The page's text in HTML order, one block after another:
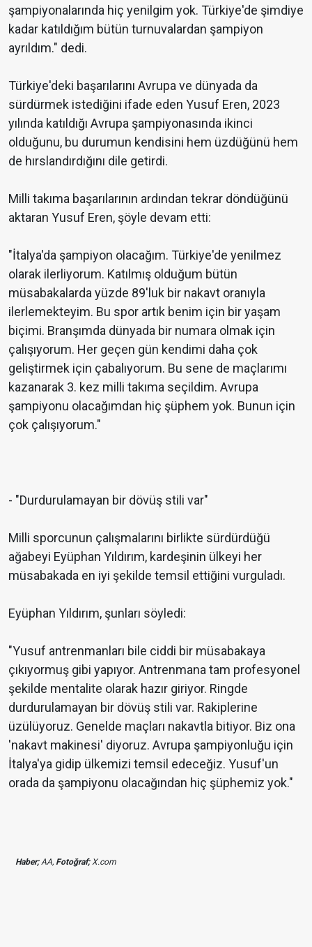
şampiyonalarında hiç yenilgim yok. Türkiye'de şimdiye
kadar katıldığım bütün turnuvalardan şampiyon
ayrıldım." dedi.
Türkiye'deki başarılarını Avrupa ve dünyada da
sürdürmek istediğini ifade eden Yusuf Eren, 2023
yılında katıldığı Avrupa şampiyonasında ikinci
olduğunu, bu durumun kendisini hem üzdüğünü hem
de hırslandırdığını dile getirdi.
Milli takıma başarılarının ardından tekrar döndüğünü
aktaran Yusuf Eren, şöyle devam etti:
"İtalya'da şampiyon olacağım. Türkiye'de yenilmez
olarak ilerliyorum. Katılmış olduğum bütün
müsabakalarda yüzde 89'luk bir nakavt oranıyla
ilerlemekteyim. Bu spor artık benim için bir yaşam
biçimi. Branşımda dünyada bir numara olmak için
çalışıyorum. Her geçen gün kendimi daha çok
geliştirmek için çabalıyorum. Bu sene de maçlarımı
kazanarak 3. kez milli takıma seçildim. Avrupa
şampiyonu olacağımdan hiç şüphem yok. Bunun için
çok çalışıyorum."
- "Durdurulamayan bir dövüş stili var"
Milli sporcunun çalışmalarını birlikte sürdürdüğü
ağabeyi Eyüphan Yıldırım, kardeşinin ülkeyi her
müsabakada en iyi şekilde temsil ettiğini vurguladı.
Eyüphan Yıldırım, şunları söyledi:
"Yusuf antrenmanları bile ciddi bir müsabakaya
çıkıyormuş gibi yapıyor. Antrenmana tam profesyonel
şekilde mentalite olarak hazır giriyor. Ringde
durdurulamayan bir dövüş stili var. Rakiplerine
üzülüyoruz. Genelde maçları nakavtla bitiyor. Biz ona
'nakavt makinesi' diyoruz. Avrupa şampiyonluğu için
İtalya'ya gidip ülkemizi temsil edeceğiz. Yusuf'un
orada da şampiyonu olacağından hiç şüphemiz yok."
Haber;AA, Fotoğraf;X.com